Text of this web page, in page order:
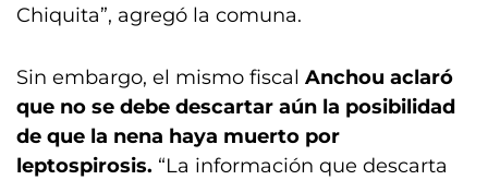
Chiquita”, agregó la comuna.
Sin embargo, el mismo fiscal Anchou aclaró
que no se debe descartar aún la posibilidad
de que la nena haya muerto por
leptospirosis. “La información que descarta